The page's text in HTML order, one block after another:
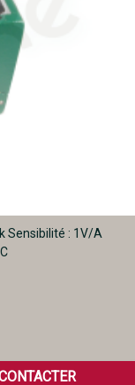
Sensibilité : 1V/A